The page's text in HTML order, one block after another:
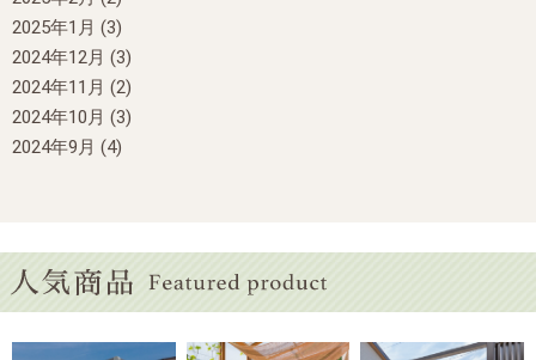
2025年1月 (3)
2024年12月 (3)
2024年11月 (2)
2024年10月 (3)
2024年9月 (4)